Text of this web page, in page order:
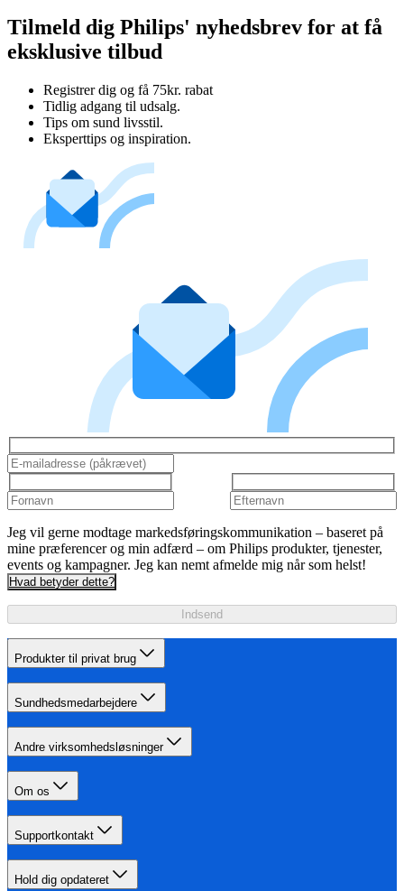
Tilmeld dig Philips' nyhedsbrev for at få
eksklusive tilbud
Registrer dig og få 75kr. rabat
Tidlig adgang til udsalg.
Tips om sund livsstil.
Eksperttips og inspiration.
Jeg vil gerne modtage markedsføringskommunikation – baseret på
mine præferencer og min adfærd – om Philips produkter, tjenester,
events og kampagner. Jeg kan nemt afmelde mig når som helst!
Hvad betyder dette?
Indsend
Produkter til privat brug
Sundhedsmedarbejdere
Andre virksomhedsløsninger
Om os
Supportkontakt
Hold dig opdateret